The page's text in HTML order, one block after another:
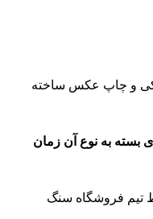
و چاپ عکس ساخته
کاری بسته به نوع آن زمان
فروشگاه سنگ